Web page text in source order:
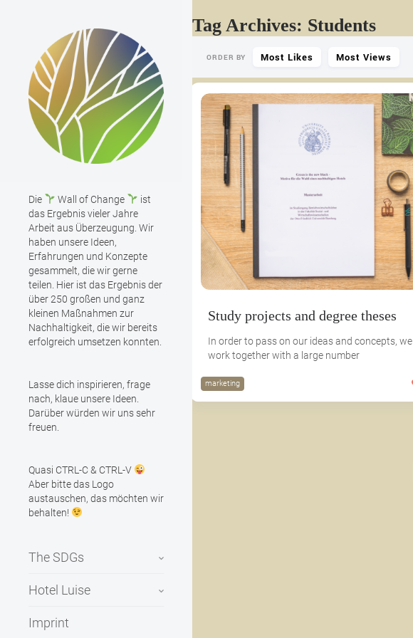
Die Wall of Change
ist
das Ergebnis vieler Jahre
Arbeit aus Überzeugung. Wir
haben unsere Ideen,
Erfahrungen und Konzepte
gesammelt, die wir gerne
teilen. Hier ist das Ergebnis der
über 250 großen und ganz
kleinen Maßnahmen zur
Nachhaltigkeit, die wir bereits
erfolgreich umsetzen konnten.
Lasse dich inspirieren, frage
nach, klaue unsere Ideen.
Darüber würden wir uns sehr
freuen.
Quasi CTRL-C & CTRL-V
Aber bitte das Logo
austauschen, das möchten wir
behalten!
The SDGs
Hotel Luise
Imprint
Tag Archives: Students
ORDER BY Most Likes Most Views
Study projects and degree theses
In order to pass on our ideas and concepts, we
work together with a large number
marketing